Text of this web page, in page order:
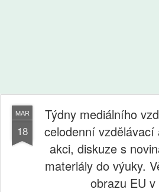
MAR
18
Týdny mediálního
celodenní vzdělávací
akci, diskuze s
materiály do výuky.
obrazu EU